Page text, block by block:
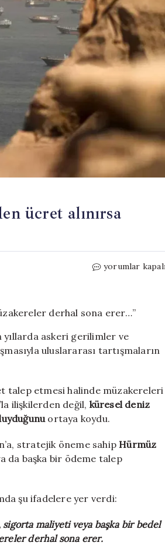
ücret alınırsa
Trump’tan
“Gemilerden
alınırsa
müzakereler
erer…”
için
yorumlar
yıllarda askeri gerilimler ve
uluslararası tartışmaların
talep etmesi halinde müzakereleri
ilişkilerden değil, küresel deniz
ortaya koydu.
stratejik öneme sahipHürmüz
da başka bir ödeme talep
şu ifadelere yer verdi:
maliyeti veya başka bir bedel
derhal sona erer.